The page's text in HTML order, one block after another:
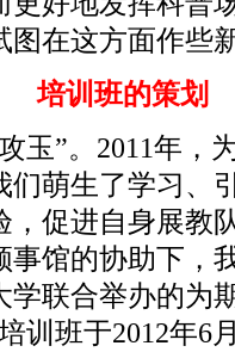
图在这方面作些
培训班的策划
”。2011年，
们萌生了学习、
，促进自身展教
事馆的协助下，
联合举办的为
训班于2012年6